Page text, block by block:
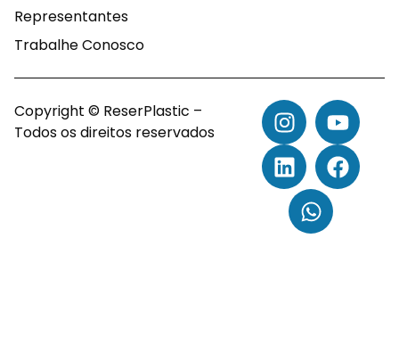
Representantes
Trabalhe Conosco
Copyright © ReserPlastic –
Todos os direitos reservados